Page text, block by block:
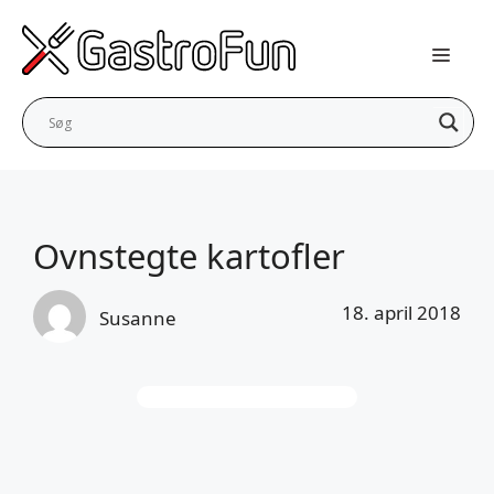
indhold
Ovnstegte kartofler
Susanne 18. april 2018